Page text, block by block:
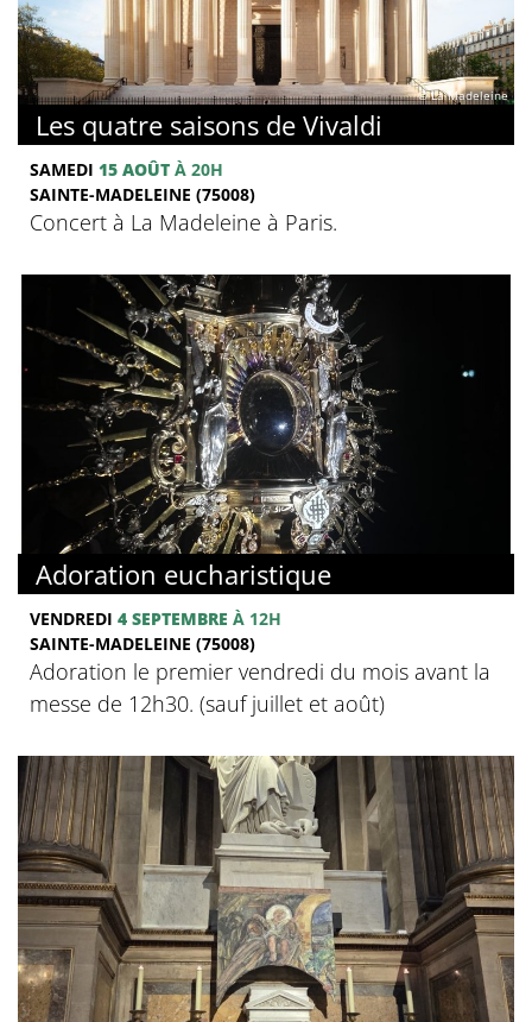
© La Madeleine
Les quatre saisons de Vivaldi
SAMEDI 15 AOÛT À 20H
SAINTE-MADELEINE (75008)
Concert à La Madeleine à Paris.
Adoration eucharistique
VENDREDI 4 SEPTEMBRE À 12H
SAINTE-MADELEINE (75008)
Adoration le premier vendredi du mois avant la
messe de 12h30. (sauf juillet et août)